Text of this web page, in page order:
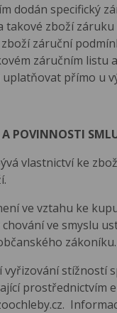
dodán specifický
takové zboží
záruční
záručním listu
přímo u
A POVINNOSTI
vlastnictví ke
ve vztahu ke
ve smyslu
zákoníku.
vyřizování stížností
prostřednictvím